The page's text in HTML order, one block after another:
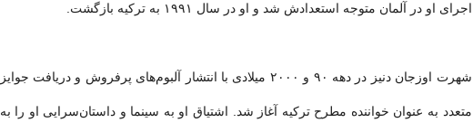
اجرای او در آلمان متوجه استعدادش شد و او در سال ۱۹۹۱ به ترکیه بازگشت.
شهرت اوزجان دنیز در دهه ۹۰ و ۲۰۰۰ میلادی با انتشار آلبوم‌های پرفروش و دریافت جوایز
متعدد به عنوان خواننده‌ مطرح ترکیه آغاز شد. اشتیاق او به سینما و داستان‌سرایی او را به